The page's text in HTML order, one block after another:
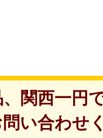
関西一円
い合わせ